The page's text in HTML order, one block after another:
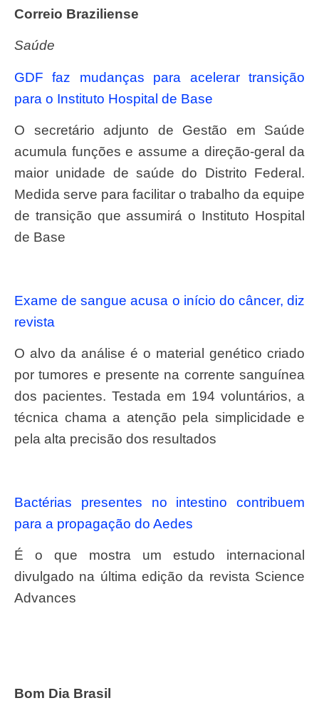
Correio Braziliense
Saúde
GDF faz mudanças para acelerar transição
para o Instituto Hospital de Base
O secretário adjunto de Gestão em Saúde
acumula funções e assume a direção-geral da
maior unidade de saúde do Distrito Federal.
Medida serve para facilitar o trabalho da equipe
de transição que assumirá o Instituto Hospital
de Base
Exame de sangue acusa o início do câncer, diz
revista
O alvo da análise é o material genético criado
por tumores e presente na corrente sanguínea
dos pacientes. Testada em 194 voluntários, a
técnica chama a atenção pela simplicidade e
pela alta precisão dos resultados
Bactérias presentes no intestino contribuem
para a propagação do Aedes
É o que mostra um estudo internacional
divulgado na última edição da revista Science
Advances
Bom Dia Brasil